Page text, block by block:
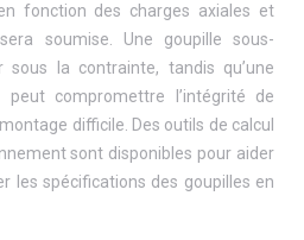
fonction des charges axiales et
soumise. Une goupille sous-
sous la contrainte, tandis qu’une
peut compromettre l’intégrité de
difficile. Des outils de calcul
sont disponibles pour aider
les spécifications des goupilles en